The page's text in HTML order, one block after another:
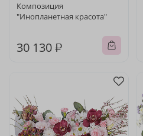
Композиция
"Инопланетная красота"
30 130 ₽